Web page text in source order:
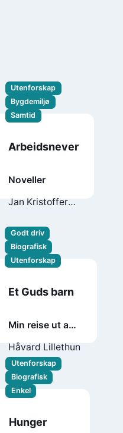
Utenforskap
Bygdemiljø
Samtid
Arbeidsnever
Noveller
Jan Kristoffer
Godt driv
Biografisk
Utenforskap
Et Guds barn
Min reise ut av
Håvard Lillethun
Utenforskap
Biografisk
Enkel
Hunger